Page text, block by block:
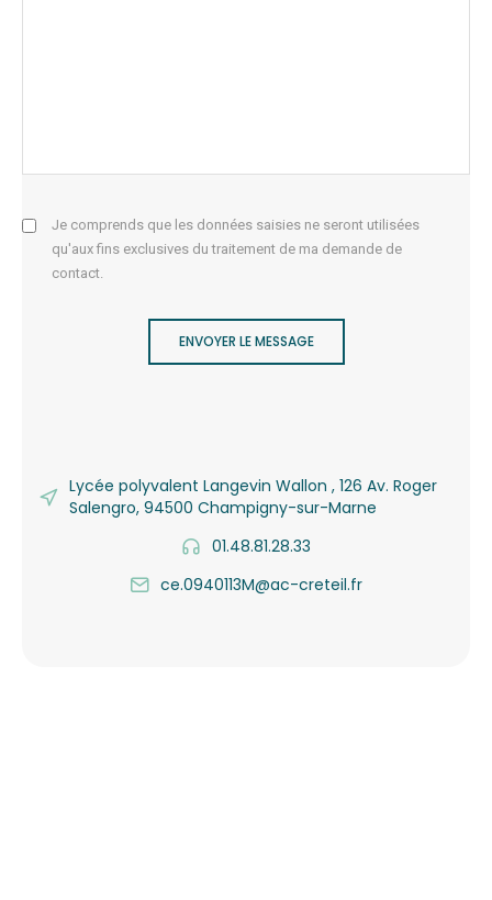
Je comprends que les données saisies ne seront utilisées
qu'aux fins exclusives du traitement de ma demande de
contact.
ENVOYER LE MESSAGE
Lycée polyvalent Langevin Wallon , 126 Av. Roger
Salengro, 94500 Champigny-sur-Marne
01.48.81.28.33
ce.0940113M@ac-creteil.fr